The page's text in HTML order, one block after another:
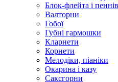
Блок-флейта і
Валторни
Гобої
Губні гармошки
Кларнети
Корнети
Мелодіки, піаніки
Окарина і казу
Саксгорни